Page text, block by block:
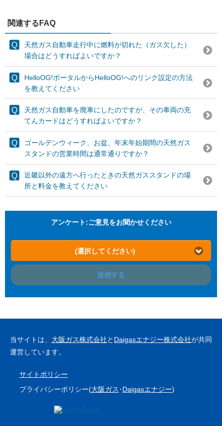
関連するFAQ
天然ガス自動車走行中に燃料が切れた（ガス欠した）
場合はどうすればよいですか？
HelloOG!ポータルからHelloOG!へのリンク設定の方法
を教えてください
天然ガス自動車を廃車にしたのですが、その車両の充
てんカードはどうすればよいですか？
ゴールデンウィーク、お盆、年末年始期間の天然ガス
スタンドの営業時間は通常通りですか？
近畿以外の遠方へ行ったときの天然ガススタンドの場
所と料金を教えてください
アンケート:ご意見をお聞かせください
(選択してください)
送信する
当サイトは、 大阪ガス株式会社と Daigasエナジー株式会社が共同
運営しています。
サイトポリシー
プライバシーポリシー(大阪ガス ･Daigasエナジー)